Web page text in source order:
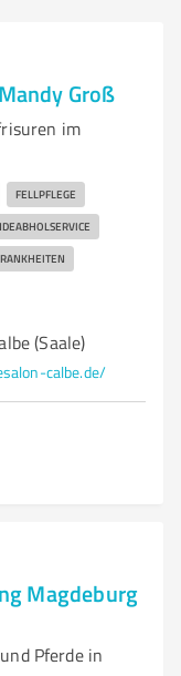
Groß
im
FELLPFLEGE
(Saale)
calbe.de/
Magdeburg
Pferde in